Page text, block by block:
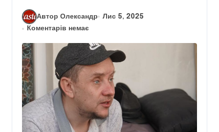
Автор Олександр
Лис 5, 2025
Коментарів немає